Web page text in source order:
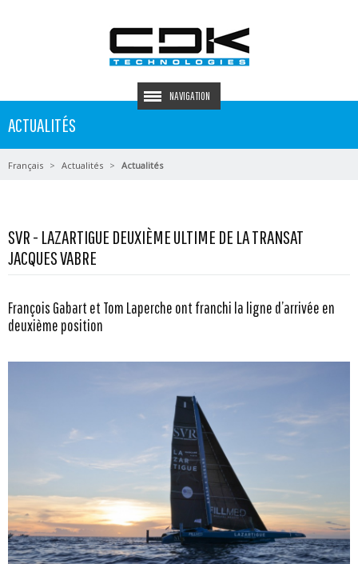
NAVIGATION
ACTUALITÉS
Français Actualités Actualités
SVR - LAZARTIGUE DEUXIÈME ULTIME DE LA TRANSAT
JACQUES VABRE
François Gabart et Tom Laperche ont franchi la ligne d’arrivée en
deuxième position